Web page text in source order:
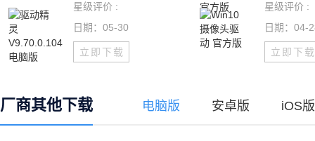
星级评价 :
日期：05-30
立即下载
星级评价 :
日期：04-
立即下载
厂商其他下载 电脑版 安卓版 iOS版